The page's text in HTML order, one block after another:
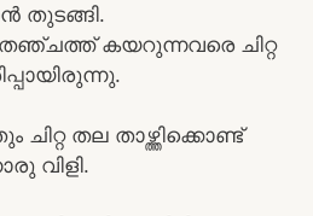
തുടങ്ങി.
തഞ്ചത്ത് കയറുന്നവരെ ചിറ്റ
തല താഴ്ത്തിക്കൊണ്ട്
വിളി.